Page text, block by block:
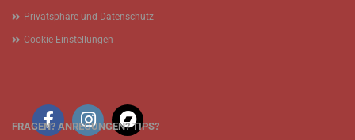
Privatsphäre und Datenschutz
Cookie Einstellungen
FRAGEN? ANREGUNGEN? TIPS?